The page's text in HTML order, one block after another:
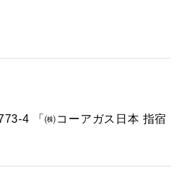
4 「㈱コーアガス日本 指宿